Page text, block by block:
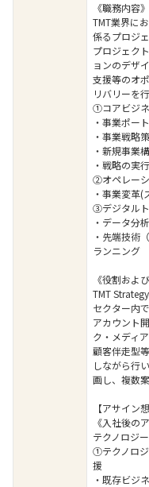
《職務内容》
TMT業界に
係るプロジ
プロジェク
ョンのデザ
支援等のオ
リバリーを
①コアビジ
・事業ポー
・事業戦略
・新規事業
・戦略の実
②オペレー
・事業変革(
③デジタル
・データ分
・先端技術
ランニング
《役割およ
TMT
セクター内
アカウント
ク・メディ
顧客伴走型
しながら行
画し、複数
【アサイン
《入社後の
テクノロジ
①テクノロ
援
・既存ビジ